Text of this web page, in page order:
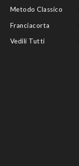
Metodo Classico
Franciacorta
Vedili Tutti